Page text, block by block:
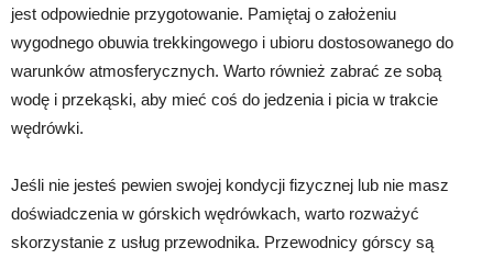
jest odpowiednie przygotowanie. Pamiętaj o założeniu
wygodnego obuwia trekkingowego i ubioru dostosowanego do
warunków atmosferycznych. Warto również zabrać ze sobą
wodę i przekąski, aby mieć coś do jedzenia i picia w trakcie
wędrówki.
Jeśli nie jesteś pewien swojej kondycji fizycznej lub nie masz
doświadczenia w górskich wędrówkach, warto rozważyć
skorzystanie z usług przewodnika. Przewodnicy górscy są